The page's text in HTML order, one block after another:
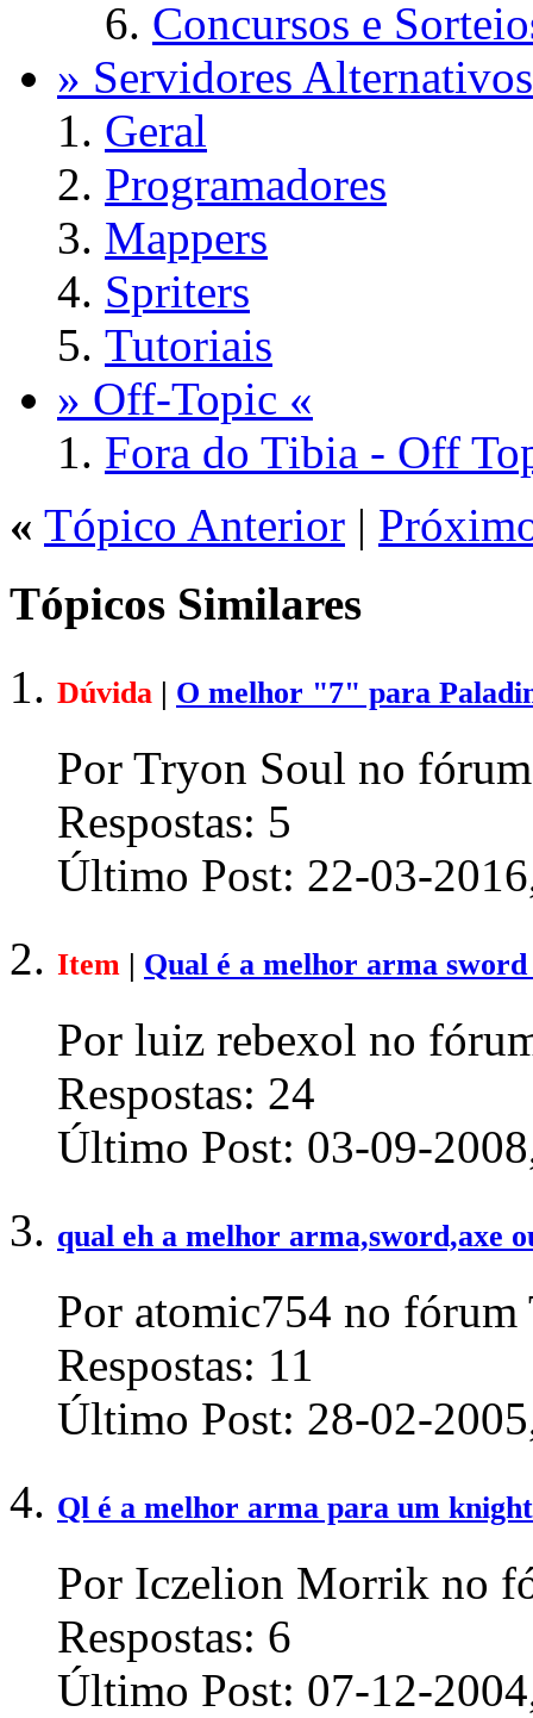
Concursos e
» Servidores
Geral
Programadores
Mappers
Spriters
Tutoriais
» Off-Topic «
Fora do Tibia - Off
« Tópico Anterior |
Tópicos Similares
Dúvida | O melhor "7" para
Por Tryon Soul no
Respostas: 5
Último Post: 22-03-
Item | Qual é a melhor arma sword
Por luiz rebexol no
Respostas: 24
Último Post: 03-09-
qual eh a melhor arma,sword,axe
Por atomic754 no fórum
Respostas: 11
Último Post: 28-02-
Ql é a melhor arma para um
Por Iczelion Morrik no
Respostas: 6
Último Post: 07-12-